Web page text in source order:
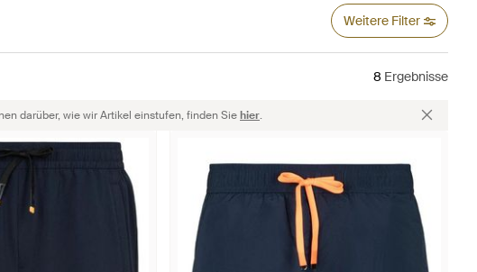
Weitere Filter
8 Ergebnisse
darüber, wie wir Artikel einstufen, finden Siehier.